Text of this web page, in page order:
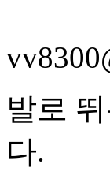
발로
다.